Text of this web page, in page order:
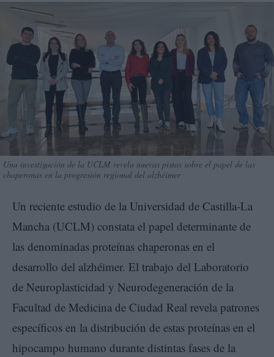
Una investigación de la UCLM revela nuevas pistas sobre el papel de las
chaperonas en la progresión regional del alzhéimer
Un reciente estudio de la Universidad de Castilla-La
Mancha (UCLM) constata el papel determinante de
las denominadas proteínas chaperonas en el
desarrollo del alzhéimer. El trabajo del Laboratorio
de Neuroplasticidad y Neurodegeneración de la
Facultad de Medicina de Ciudad Real revela patrones
específicos en la distribución de estas proteínas en el
hipocampo humano durante distintas fases de la